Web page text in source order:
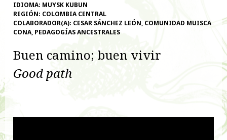
IDIOMA: MUYSK KUBUN
REGIÓN: COLOMBIA CENTRAL
COLABORADOR(A): CESAR SÁNCHEZ LEÓN, COMUNIDAD MUISCA
CONA, PEDAGOGÍAS ANCESTRALES
Buen camino; buen vivir
Good path